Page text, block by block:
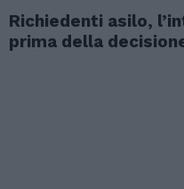
Richiedenti asilo,
prima della